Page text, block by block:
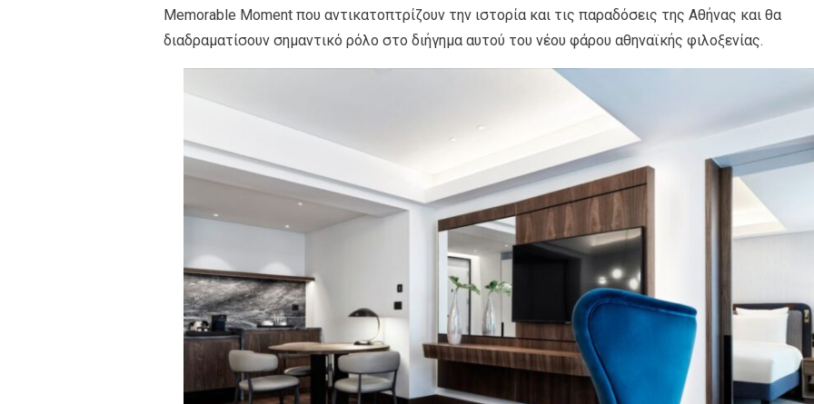
Memorable Moment που αντικατοπτρίζουν την ιστορία και τις παραδόσεις της Αθήνας και θα
διαδραματίσουν σημαντικό ρόλο στο διήγημα αυτού του νέου φάρου αθηναϊκής φιλοξενίας.